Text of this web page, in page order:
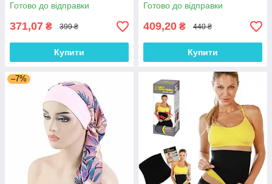
Готово до відправки
371,07 ₴ 399 ₴
Купити
Готово до відправки
409,20 ₴ 440 ₴
Купити
–7%